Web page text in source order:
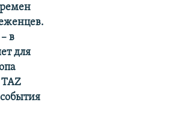
в
для